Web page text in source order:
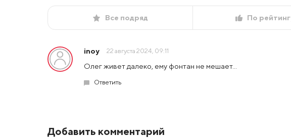
Все подряд По
inoy 22 августа 2024, 09:11
Олег живет далеко, ему фонтан не мешает...
Ответить
Добавить комментарий